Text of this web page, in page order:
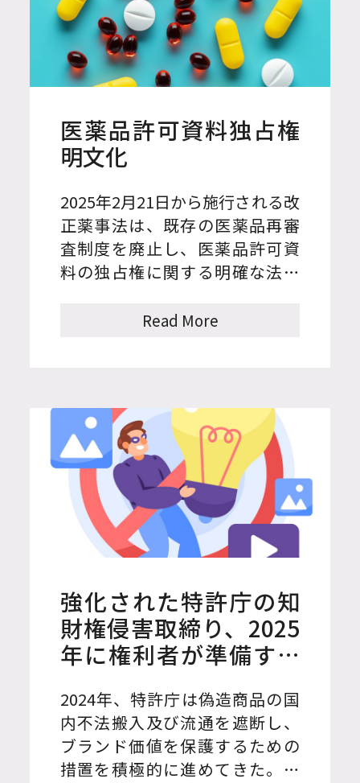
医薬品許可資料独占権
明文化
2025年2月21日から施行される改
正薬事法は、既存の医薬品再審
査制度を廃止し、医薬品許可資
料の独占権に関する明確な法的
Read More
強化された特許庁の知
財権侵害取締り、2025
年に権利者が準備すべ
2024年、特許庁は偽造商品の国
内不法搬入及び流通を遮断し、
ブランド価値を保護するための
措置を積極的に進めてきた。一